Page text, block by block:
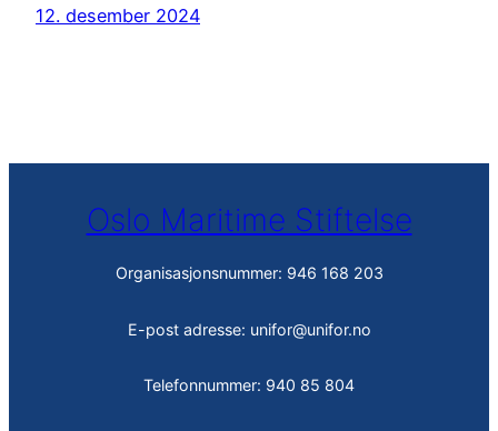
12. desember 2024
Oslo Maritime Stiftelse
Organisasjonsnummer: 946 168 203
E-post adresse: unifor@unifor.no
Telefonnummer: 940 85 804